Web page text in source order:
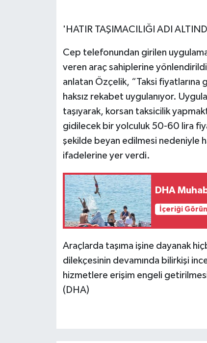
'HATIR TAŞIMACILIĞI ADI
Cep telefonundan girilen
veren araç sahiplerine
anlatan Özçelik, “Taksi
haksız rekabet uygulanıyor.
taşıyarak, korsan taksicilik
gidilecek bir yolculuk 50-60 lira
şekilde beyan edilmesi nedeniyle
ifadelerine yer verdi.
DHA
İçeriği
Araçlarda taşıma işine dayanak
dilekçesinin devamında bilirkişi
hizmetlere erişim engeli
(DHA)